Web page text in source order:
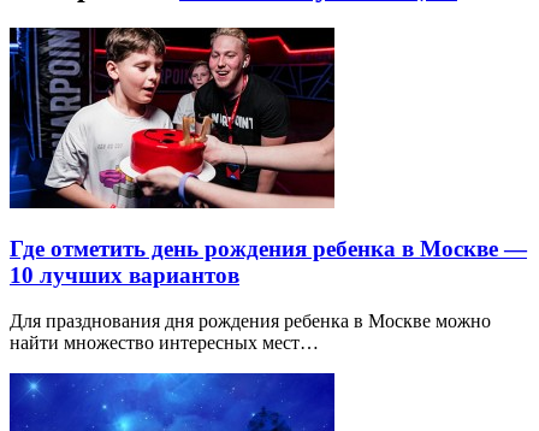
Где отметить день рождения ребенка в Москве —
10 лучших вариантов
Для празднования дня рождения ребенка в Москве можно
найти множество интересных мест…